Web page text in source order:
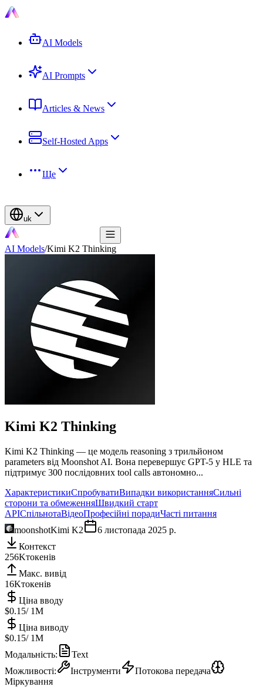
AI Models
AI Prompts
Articles & News
Self-Hosted Apps
Ще
uk
AI Models/Kimi K2 Thinking
Kimi K2 Thinking
Kimi K2 Thinking — це модель reasoning з трильйоном
parameters від Moonshot AI. Вона перевершує GPT-5 у HLE та
підтримує 300 послідовних tool calls автономно...
ХарактеристикиСпробуватиВипадки використанняСильні
сторони та обмеженняШвидкий старт
APIСпільнотаВідеоПрофесійні порадиЧасті питання
moonshotKimi K2
6 листопада 2025 р.
Контекст
256Kтокенів
Макс. вивід
16Kтокенів
Ціна вводу
$0.15/ 1M
Ціна виводу
$0.15/ 1M
Модальність:
Text
Можливості: Інструменти
Потокова передача
Міркування